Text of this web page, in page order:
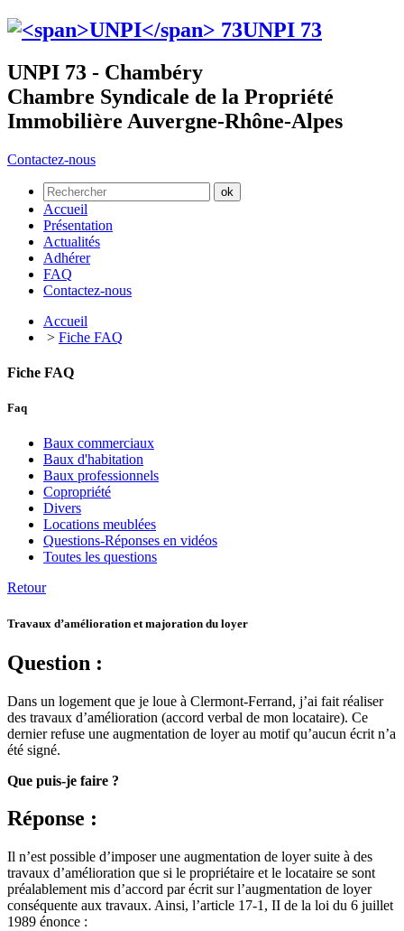
UNPI 73
UNPI 73 - Chambéry
Chambre Syndicale de la Propriété
Immobilière Auvergne-Rhône-Alpes
Contactez-nous
Accueil
Présentation
Actualités
Adhérer
FAQ
Contactez-nous
Accueil
> Fiche FAQ
Fiche FAQ
Faq
Baux commerciaux
Baux d'habitation
Baux professionnels
Copropriété
Divers
Locations meublées
Questions-Réponses en vidéos
Toutes les questions
Retour
Travaux d’amélioration et majoration du loyer
Question :
Dans un logement que je loue à Clermont-Ferrand, j’ai fait réaliser
des travaux d’amélioration (accord verbal de mon locataire). Ce
dernier refuse une augmentation de loyer au motif qu’aucun écrit n’a
été signé.
Que puis-je faire ?
Réponse :
Il n’est possible d’imposer une augmentation de loyer suite à des
travaux d’amélioration que si le propriétaire et le locataire se sont
préalablement mis d’accord par écrit sur l’augmentation de loyer
conséquente aux travaux. Ainsi, l’article 17-1, II de la loi du 6 juillet
1989 énonce :